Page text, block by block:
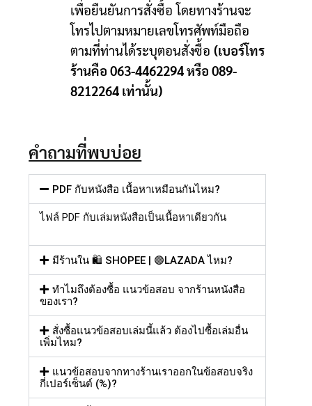
เพื่อยืนยันการสั่งซื้อ โดยทางร้านจะ
โทรไปตามหมายเลขโทรศัพท์มือถือ
ตามที่ท่านได้ระบุตอนสั่งซื้อ(เบอร์โทร
ร้านคือ 063-4462294 หรือ 089-
8212264 เท่านั้น)
คำถามที่พบบ่อย
PDF กับหนังสือ เนื้อหาเหมือนกันไหม?
ไฟล์ PDF กับเล่มหนังสือเป็นเนื้อหาเดียวกัน
มีร้านใน 🛍️ SHOPEE | 🟣LAZADA ไหม?
ทำไมถึงต้องซื้อ แนวข้อสอบ จากร้านหนังสือ
ของเรา?
สั่งซื้อแนวข้อสอบเล่มนี้แล้ว ต้องไปซื้อเล่มอื่น
เพิ่มไหม?
แนวข้อสอบจากทางร้านเราออกในข้อสอบจริง
กี่เปอร์เซ็นต์ (%)?